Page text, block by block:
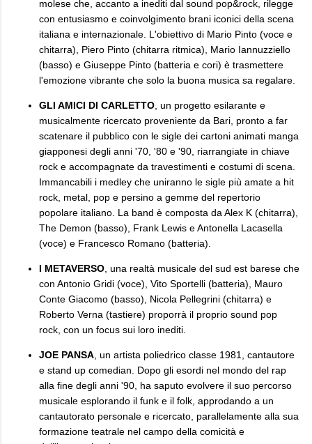
molese che, accanto a inediti dal sound pop&rock, rilegge
con entusiasmo e coinvolgimento brani iconici della scena
italiana e internazionale. L'obiettivo di Mario Pinto (voce e
chitarra), Piero Pinto (chitarra ritmica), Mario Iannuzziello
(basso) e Giuseppe Pinto (batteria e cori) è trasmettere
l'emozione vibrante che solo la buona musica sa regalare.
GLI AMICI DI CARLETTO , un progetto esilarante e
musicalmente ricercato proveniente da Bari, pronto a far
scatenare il pubblico con le sigle dei cartoni animati manga
giapponesi degli anni '70, '80 e '90, riarrangiate in chiave
rock e accompagnate da travestimenti e costumi di scena.
Immancabili i medley che uniranno le sigle più amate a hit
rock, metal, pop e persino a gemme del repertorio
popolare italiano. La band è composta da Alex K (chitarra),
The Demon (basso), Frank Lewis e Antonella Lacasella
(voce) e Francesco Romano (batteria).
I METAVERSO , una realtà musicale del sud est barese che
con Antonio Gridi (voce), Vito Sportelli (batteria), Mauro
Conte Giacomo (basso), Nicola Pellegrini (chitarra) e
Roberto Verna (tastiere) proporrà il proprio sound pop
rock, con un focus sui loro inediti.
JOE PANSA , un artista poliedrico classe 1981, cantautore
e stand up comedian. Dopo gli esordi nel mondo del rap
alla fine degli anni '90, ha saputo evolvere il suo percorso
musicale esplorando il funk e il folk, approdando a un
cantautorato personale e ricercato, parallelamente alla sua
formazione teatrale nel campo della comicità e